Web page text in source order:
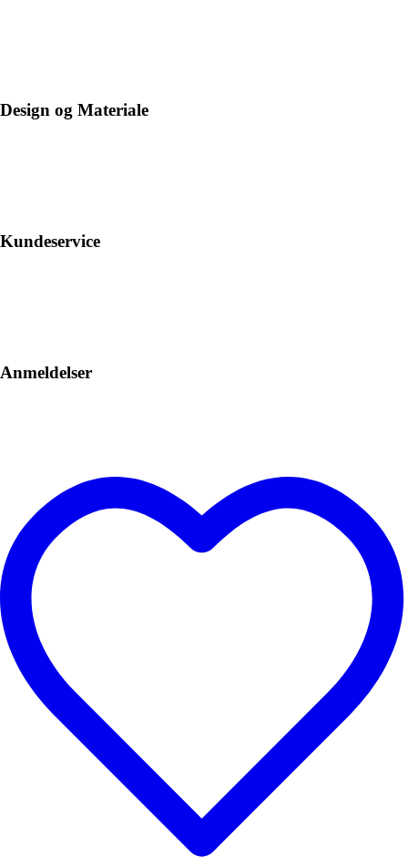
Design og Materiale
Kundeservice
Anmeldelser